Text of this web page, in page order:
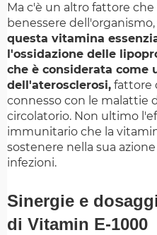
Ma c'è un altro fattore che
benessere
questa vitamina
l'ossidazione delle
che è considerata come
dell'aterosclerosi, fattore
connesso con le malattie
circolatorio. Non ultimo
immunitario che la
sostenere nella sua
infezioni.
Sinergie e
di Vitamin E-1000